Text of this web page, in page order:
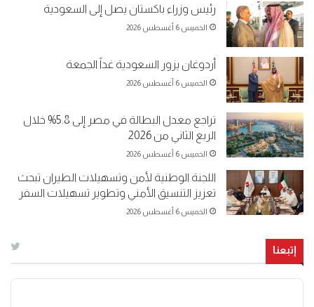
رئيس وزراء باكستان يصل إلى السعودية
الخميس 6 أغسطس 2026
أردوغان يزور السعودية غداً الجمعة
الخميس 6 أغسطس 2026
تراجع معدل البطالة في مصر إلى 5.8% خلال
الربع الثاني من 2026
الخميس 6 أغسطس 2026
اللجنة الوطنية لأمن وتسهيلات الطيران تبحث
تعزيز التنسيق الأمني وتطوير تسهيلات السفر
الخميس 6 أغسطس 2026
إتبعنا